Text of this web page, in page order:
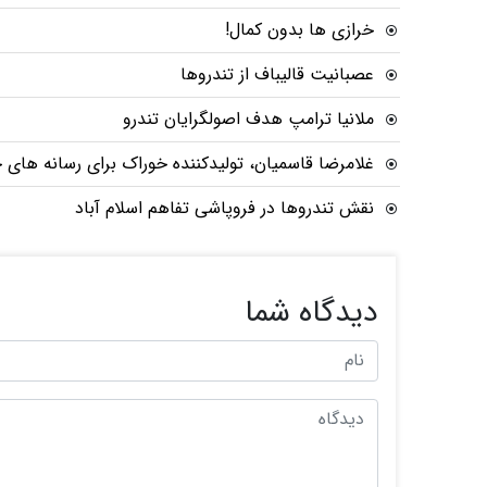
خرازی ها بدون کمال!
عصبانیت قالیباف از تندروها
ملانیا ترامپ هدف اصولگرایان تندرو
غلامرضا قاسمیان، تولیدکننده خوراک برای رسانه
نقش تندروها در فروپاشی تفاهم اسلام آباد
دیدگاه شما